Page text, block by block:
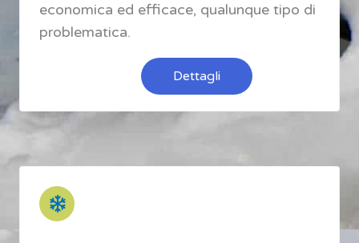
economica ed efficace, qualunque tipo di
problematica.
Dettagli